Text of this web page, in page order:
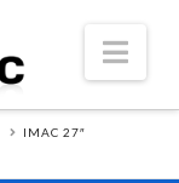
IMAC 27″